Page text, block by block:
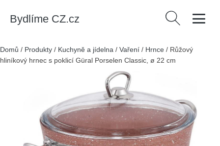
Bydlíme CZ.cz Vyhledávání
Domů / Produkty / Kuchyně a jídelna / Vaření / Hrnce / Růžový
hliníkový hrnec s poklicí Güral Porselen Classic, ø 22 cm